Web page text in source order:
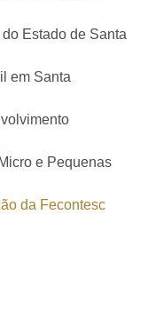
Estado de Santa
em Santa
e Pequenas
da Fecontesc